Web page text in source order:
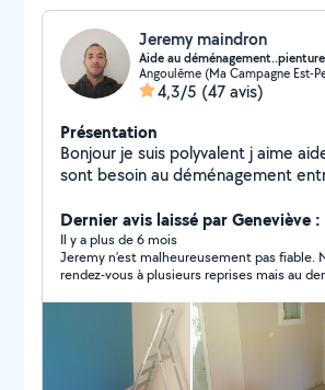
Jeremy maindron
Aide au déménagement..pienture
4,3/5 (47 avis)
Présentation
Bonjour je suis polyvalent j aime
sont besoin au déménagement entretien du jardin
Dernier avis laissé par Geneviève :
Il y a plus de 6 mois
Jeremy n’est malheureusement pas fiable.
rendez-vous à plusieurs reprises mais au
d’une demi-heure de retard, dernier rendez-
carrément pas venu alors que je m’étais
libérer. Son dernier prétexte : un chantier à
prévenu alors que je l’attendais… J’ai été
c’est trop ! Du coup je ne peux pas évaluer